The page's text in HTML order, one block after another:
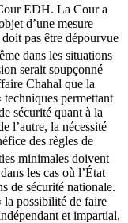
EDH. La Cour a
d’une mesure
pas être dépourvue
dans les situations
serait soupçonné
Chahal que la
permettant
sécurité quant à la
l’autre, la nécessité
des règles de
minimales doivent
les cas où l’État
de sécurité nationale.
possibilité de faire
et impartial,